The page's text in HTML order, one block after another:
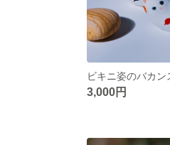
ビキニ姿のバカン
3,000円